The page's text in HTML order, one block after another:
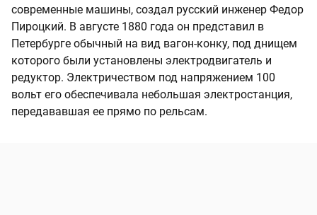
современные машины, создал русский инженер Федор
Пироцкий. В августе 1880 года он представил в
Петербурге обычный на вид вагон-конку, под днищем
которого были установлены электродвигатель и
редуктор. Электричеством под напряжением 100
вольт его обеспечивала небольшая электростанция,
передававшая ее прямо по рельсам.